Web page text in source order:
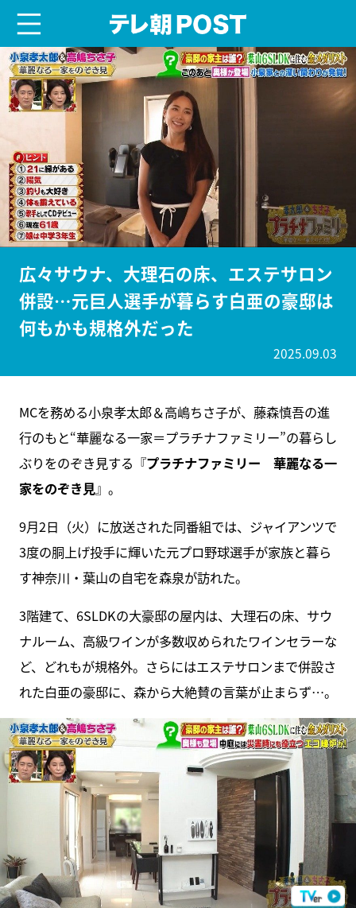
広々サウナ、大理石の床、エステサロン
併設…元巨人選手が暮らす白亜の豪邸は
何もかも規格外だった
2025.09.03
MCを務める小泉孝太郎＆高嶋ちさ子が、藤森慎吾の進
行のもと“華麗なる一家＝プラチナファミリー”の暮らし
ぶりをのぞき見する『プラチナファミリー 華麗なる一
家をのぞき見』。
9月2日（火）に放送された同番組では、ジャイアンツで
3度の胴上げ投手に輝いた元プロ野球選手が家族と暮ら
す神奈川・葉山の自宅を森泉が訪れた。
3階建て、6SLDKの大豪邸の屋内は、大理石の床、サウ
ナルーム、高級ワインが多数収められたワインセラーな
ど、どれもが規格外。さらにはエステサロンまで併設さ
れた白亜の豪邸に、森から大絶賛の言葉が止まらず…。